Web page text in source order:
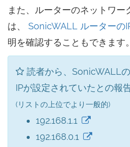
また、ルーターのネットワー
は、
SonicWALL ルーターの
明を確認することもできます。
読者から、SonicWALL
IPが設定されていたとの報
(リストの上位でより一般的)
192.168.1.1
192.168.0.1